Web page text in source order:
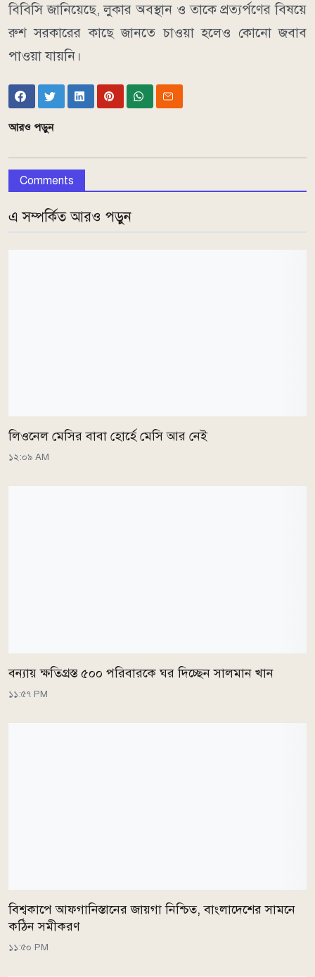
বিবিসি জানিয়েছে, লুকার অবস্থান ও তাকে প্রত্যর্পণের বিষয়ে
রুশ সরকারের কাছে জানতে চাওয়া হলেও কোনো জবাব
পাওয়া যায়নি।
আরও পড়ুন
Comments
এ সম্পর্কিত আরও পড়ুন
লিওনেল মেসির বাবা হোর্হে মেসি আর নেই
১২:০৯ AM
বন্যায় ক্ষতিগ্রস্ত ৫০০ পরিবারকে ঘর দিচ্ছেন সালমান খান
১১:৫৭ PM
বিশ্বকাপে আফগানিস্তানের জায়গা নিশ্চিত, বাংলাদেশের সামনে
কঠিন সমীকরণ
১১:৫০ PM